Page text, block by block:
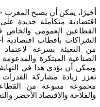
أخيرًا، يمكن أن يصبح المغرب
اقتصادية متكاملة جديدة
القطاعين العمومي
الشراكات بأقطاب اقتصادية
من التعبئة بسرعة لاعتماد
الصناعية المبتكرة
ويمكن أن يؤدي هذا في
تعزز زيادة مشاركة
مجموعة متنوعة من
والفلاحة والاقتصاد الأخضر